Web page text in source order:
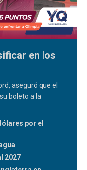
en los
aseguró que el
boleto a la
por el
2027